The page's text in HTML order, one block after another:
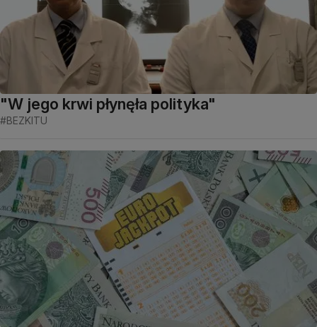
"W jego krwi płynęła polityka"
#BEZKITU